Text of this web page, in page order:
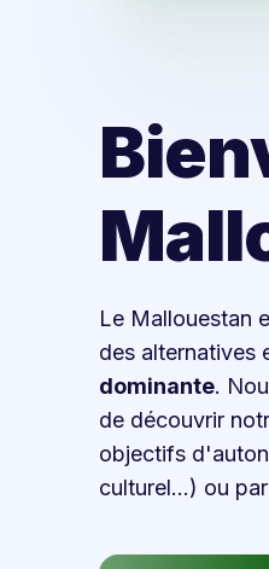
Le Mallouestan
des alternatives
dominante.
de découvrir
objectifs
culturel...) ou